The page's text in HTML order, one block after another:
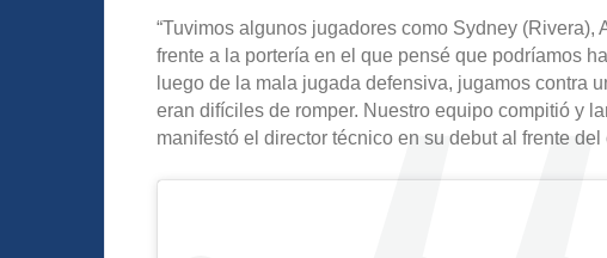
“Tuvimos algunos jugadores como Sydney
frente a la portería en el que pensé que podríamos
luego de la mala jugada defensiva, jugamos contra
eran difíciles de romper. Nuestro equipo compitió y
manifestó el director técnico en su debut al frente